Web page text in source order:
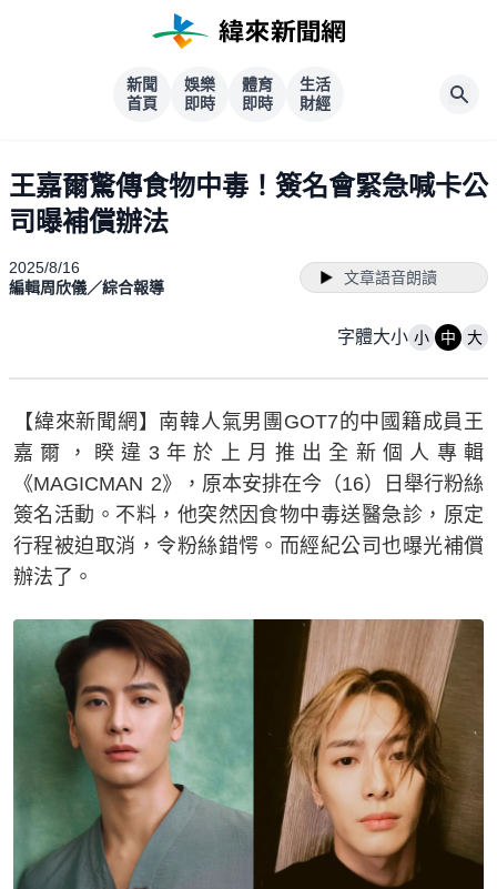
新聞
首頁
娛樂
即時
體育
即時
生活
財經
王嘉爾驚傳食物中毒！簽名會緊急喊卡公
司曝補償辦法
2025/8/16
編輯周欣儀／綜合報導
文章語音朗讀
字體大小 小 中 大
【緯來新聞網】南韓人氣男團GOT7的中國籍成員王
嘉爾，睽違3年於上月推出全新個人專輯
《MAGICMAN 2》，原本安排在今（16）日舉行粉絲
簽名活動。不料，他突然因食物中毒送醫急診，原定
行程被迫取消，令粉絲錯愕。而經紀公司也曝光補償
辦法了。